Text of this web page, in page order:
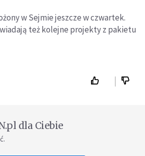
w Sejmie jeszcze w czwartek.
też kolejne projekty z pakietu
dla Ciebie